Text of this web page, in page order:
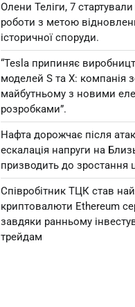
Олени Теліги, 7
роботи з метою
історичної споруди.
“Tesla припиняє
моделей S та X: компанія
майбутньому з новими
розробками”.
Нафта дорожчає після
ескалація напруги на
призводить до зростання
Співробітник ТЦК став
криптовалюти Ethereum
завдяки ранньому
трейдам